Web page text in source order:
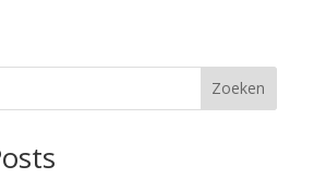
Zoeken